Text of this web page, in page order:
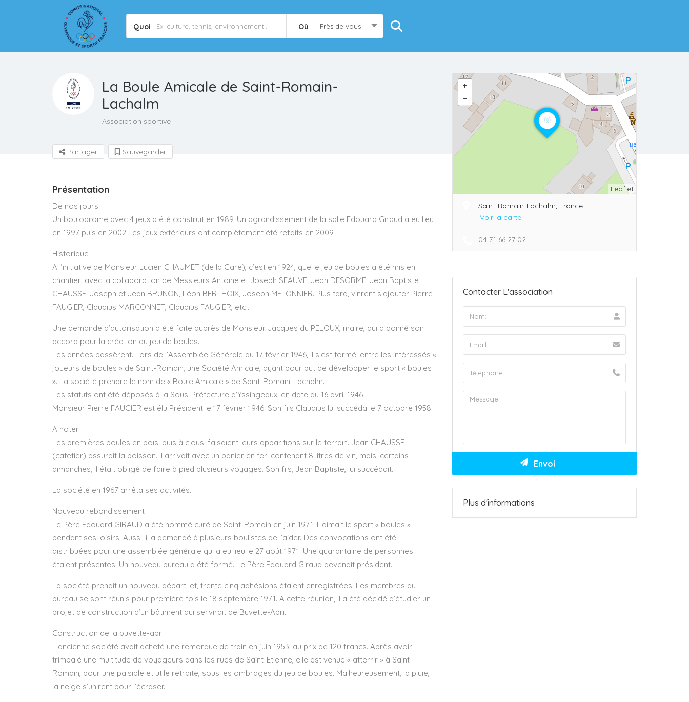
Quoi Où Près de vous
La Boule Amicale de Saint-Romain-
Lachalm
Association sportive
Partager Sauvegarder
Présentation
De nos jours
Un boulodrome avec 4 jeux a été construit en 1989. Un agrandissement de la salle Edouard Giraud a eu lieu
en 1997 puis en 2002 Les jeux extérieurs ont complètement été refaits en 2009
Historique
A l’initiative de Monsieur Lucien CHAUMET (de la Gare), c’est en 1924, que le jeu de boules a été mis en
chantier, avec la collaboration de Messieurs Antoine et Joseph SEAUVE, Jean DESORME, Jean Baptiste
CHAUSSE, Joseph et Jean BRUNON, Léon BERTHOIX, Joseph MELONNIER. Plus tard, vinrent s’ajouter Pierre
FAUGIER, Claudius MARCONNET, Claudius FAUGIER, etc…
Une demande d’autorisation a été faite auprès de Monsieur Jacques du PELOUX, maire, qui a donné son
accord pour la création du jeu de boules.
Les années passèrent. Lors de l’Assemblée Générale du 17 février 1946, il s’est formé, entre les intéressés «
joueurs de boules » de Saint-Romain, une Société Amicale, ayant pour but de développer le sport « boules
». La société prendre le nom de « Boule Amicale » de Saint-Romain-Lachalm.
Les statuts ont été déposés à la Sous-Préfecture d’Yssingeaux, en date du 16 avril 1946
Monsieur Pierre FAUGIER est élu Président le 17 février 1946. Son fils Claudius lui succéda le 7 octobre 1958
A noter
Les premières boules en bois, puis à clous, faisaient leurs apparitions sur le terrain. Jean CHAUSSE
(cafetier) assurait la boisson. Il arrivait avec un panier en fer, contenant 8 litres de vin, mais, certains
dimanches, il était obligé de faire à pied plusieurs voyages. Son fils, Jean Baptiste, lui succédait.
La société en 1967 arrêta ses activités.
Nouveau rebondissement
Le Père Edouard GIRAUD a été nommé curé de Saint-Romain en juin 1971. Il aimait le sport « boules »
pendant ses loisirs. Aussi, il a demandé à plusieurs boulistes de l’aider. Des convocations ont été
distribuées pour une assemblée générale qui a eu lieu le 27 août 1971. Une quarantaine de personnes
étaient présentes. Un nouveau bureau a été formé. Le Père Edouard Giraud devenait président.
La société prenait un nouveau départ, et, trente cinq adhésions étaient enregistrées. Les membres du
bureau se sont réunis pour première fois le 18 septembre 1971. A cette réunion, il a été décidé d’étudier un
projet de construction d’un bâtiment qui servirait de Buvette-Abri.
Construction de la buvette-abri
L’ancienne société avait acheté une remorque de train en juin 1953, au prix de 120 francs. Après avoir
trimbalé une multitude de voyageurs dans les rues de Saint-Etienne, elle est venue « atterrir » à Saint-
Romain, pour une paisible et utile retraite, sous les ombrages du jeu de boules. Malheureusement, la pluie,
la neige s’unirent pour l’écraser.
Leaflet
Saint-Romain-Lachalm, France
Voir la carte
04 71 66 27 02
Contacter L'association
Plus d'informations